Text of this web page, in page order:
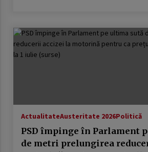
ActualitateAusteritate 2026Politică
PSD împinge în Parlament
de metri prelungirea